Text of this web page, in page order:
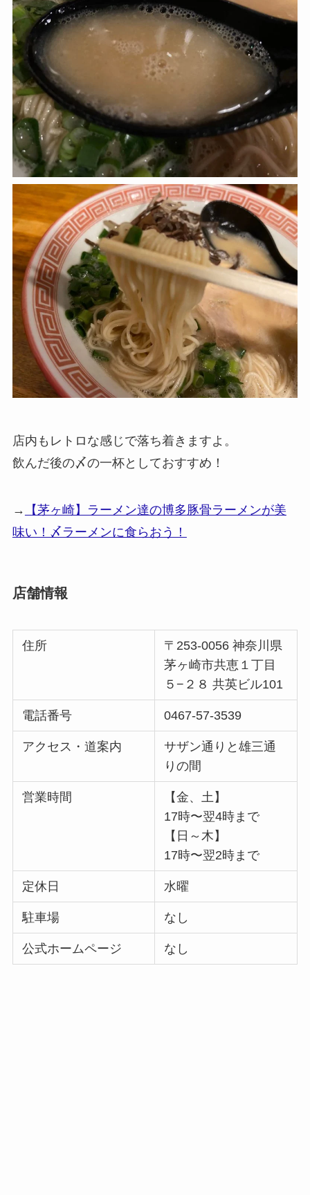
店内もレトロな感じで落ち着きますよ。
飲んだ後の〆の一杯としておすすめ！
→
【茅ヶ崎】ラーメン達の博多豚骨ラーメンが美
味い！〆ラーメンに食らおう！
店舗情報
住所
〒253-0056 神奈川県
茅ヶ崎市共恵１丁目
５−２８ 共英ビル101
電話番号 0467-57-3539
アクセス・道案内
サザン通りと雄三通
りの間
営業時間
【金、土】
17時〜翌4時まで
【日～木】
17時〜翌2時まで
定休日 水曜
駐車場 なし
公式ホームページ なし